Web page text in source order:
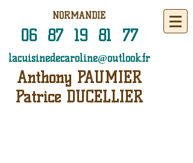
NORMANDIE
06 87 19 81 77
lacuisinedecaroline@outlook.fr
Anthony PAUMIER
Patrice DUCELLIER